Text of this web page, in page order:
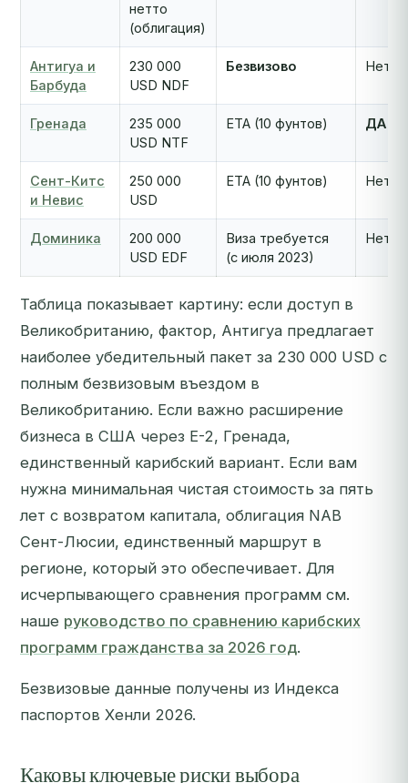
нетто
(облигация)
Антигуа и
Барбуда
230 000
USD NDF
Безвизово Нет
Гренада
235 000
USD NTF
ETA (10 фунтов) ДА
Сент-Китс
и Невис
250 000
USD
ETA (10 фунтов) Нет
Доминика
200 000
USD EDF
Виза требуется
(с июля 2023)
Нет
Таблица показывает картину: если доступ в
Великобританию, фактор, Антигуа предлагает
наиболее убедительный пакет за 230 000 USD с
полным безвизовым въездом в
Великобританию. Если важно расширение
бизнеса в США через E-2, Гренада,
единственный карибский вариант. Если вам
нужна минимальная чистая стоимость за пять
лет с возвратом капитала, облигация NAB
Сент-Люсии, единственный маршрут в
регионе, который это обеспечивает. Для
исчерпывающего сравнения программ см.
наше руководство по сравнению карибских
программ гражданства за 2026 год.
Безвизовые данные получены из Индекса
паспортов Хенли 2026.
Каковы ключевые риски выбора